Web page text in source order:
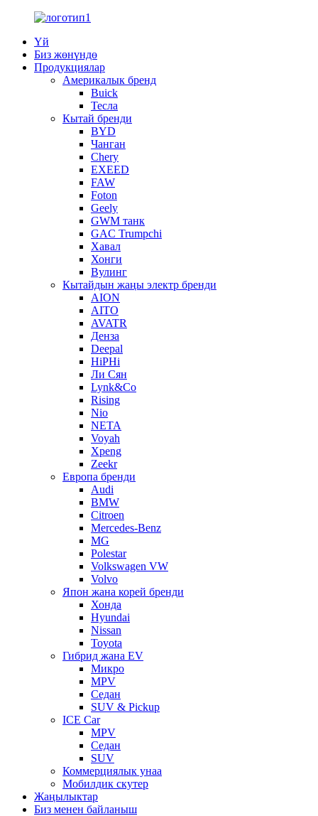
Үй
Биз жөнүндө
Продукциялар
Америкалык бренд
Buick
Тесла
Кытай бренди
BYD
Чанган
Chery
EXEED
FAW
Foton
Geely
GWM танк
GAC Trumpchi
Хавал
Хонги
Вулинг
Кытайдын жаңы электр бренди
AION
AITO
AVATR
Денза
Deepal
HiPHi
Ли Сян
Lynk&Co
Rising
Nio
NETA
Voyah
Xpeng
Zeekr
Европа бренди
Audi
BMW
Citroen
Mercedes-Benz
MG
Polestar
Volkswagen VW
Volvo
Япон жана корей бренди
Хонда
Hyundai
Nissan
Toyota
Гибрид жана EV
Микро
MPV
Седан
SUV & Pickup
ICE Car
MPV
Седан
SUV
Коммерциялык унаа
Мобилдик скутер
Жаңылыктар
Биз менен байланыш